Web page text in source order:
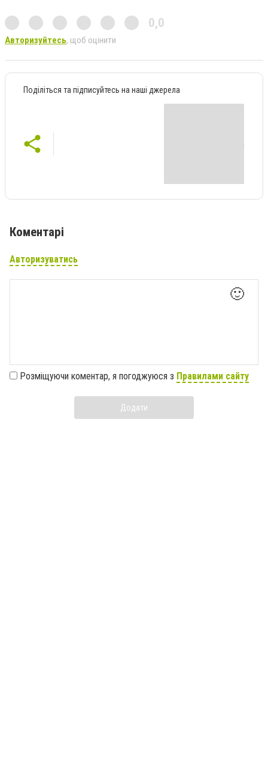
0,0
Авторизуйтесь, щоб оцінити
Поділіться та підписуйтесь на наші джерела
Коментарі
Авторизуватись
🙂
Розміщуючи коментар, я погоджуюся з Правилами сайту
Додати